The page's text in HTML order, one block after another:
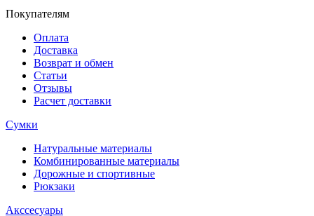
Покупателям
Оплата
Доставка
Возврат и обмен
Статьи
Отзывы
Расчет доставки
Сумки
Натуральные материалы
Комбинированные материалы
Дорожные и спортивные
Рюкзаки
Акссесуары